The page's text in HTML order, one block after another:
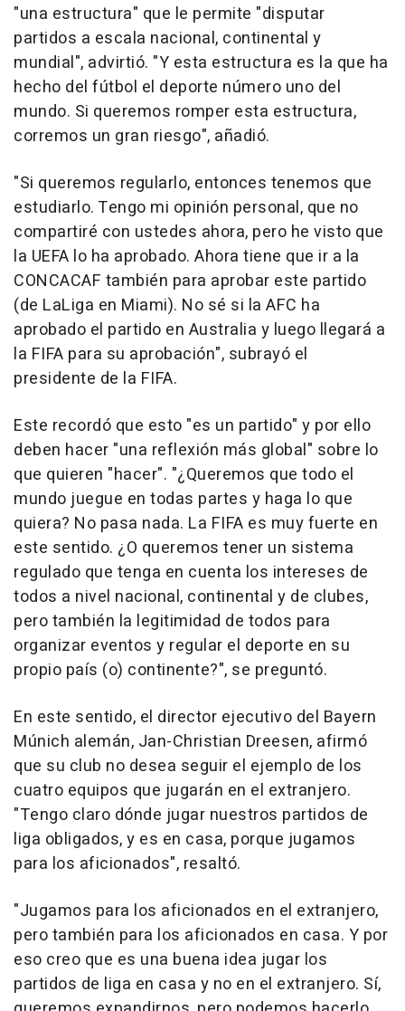
"una estructura" que le permite "disputar
partidos a escala nacional, continental y
mundial", advirtió. "Y esta estructura es la que ha
hecho del fútbol el deporte número uno del
mundo. Si queremos romper esta estructura,
corremos un gran riesgo", añadió.
"Si queremos regularlo, entonces tenemos que
estudiarlo. Tengo mi opinión personal, que no
compartiré con ustedes ahora, pero he visto que
la UEFA lo ha aprobado. Ahora tiene que ir a la
CONCACAF también para aprobar este partido
(de LaLiga en Miami). No sé si la AFC ha
aprobado el partido en Australia y luego llegará a
la FIFA para su aprobación", subrayó el
presidente de la FIFA.
Este recordó que esto "es un partido" y por ello
deben hacer "una reflexión más global" sobre lo
que quieren "hacer". "¿Queremos que todo el
mundo juegue en todas partes y haga lo que
quiera? No pasa nada. La FIFA es muy fuerte en
este sentido. ¿O queremos tener un sistema
regulado que tenga en cuenta los intereses de
todos a nivel nacional, continental y de clubes,
pero también la legitimidad de todos para
organizar eventos y regular el deporte en su
propio país (o) continente?", se preguntó.
En este sentido, el director ejecutivo del Bayern
Múnich alemán, Jan-Christian Dreesen, afirmó
que su club no desea seguir el ejemplo de los
cuatro equipos que jugarán en el extranjero.
"Tengo claro dónde jugar nuestros partidos de
liga obligados, y es en casa, porque jugamos
para los aficionados", resaltó.
"Jugamos para los aficionados en el extranjero,
pero también para los aficionados en casa. Y por
eso creo que es una buena idea jugar los
partidos de liga en casa y no en el extranjero. Sí,